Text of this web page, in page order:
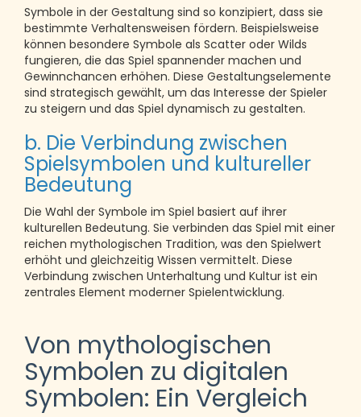
Symbole in der Gestaltung sind so konzipiert, dass sie
bestimmte Verhaltensweisen fördern. Beispielsweise
können besondere Symbole als Scatter oder Wilds
fungieren, die das Spiel spannender machen und
Gewinnchancen erhöhen. Diese Gestaltungselemente
sind strategisch gewählt, um das Interesse der Spieler
zu steigern und das Spiel dynamisch zu gestalten.
b. Die Verbindung zwischen
Spielsymbolen und kultureller
Bedeutung
Die Wahl der Symbole im Spiel basiert auf ihrer
kulturellen Bedeutung. Sie verbinden das Spiel mit einer
reichen mythologischen Tradition, was den Spielwert
erhöht und gleichzeitig Wissen vermittelt. Diese
Verbindung zwischen Unterhaltung und Kultur ist ein
zentrales Element moderner Spielentwicklung.
Von mythologischen
Symbolen zu digitalen
Symbolen: Ein Vergleich